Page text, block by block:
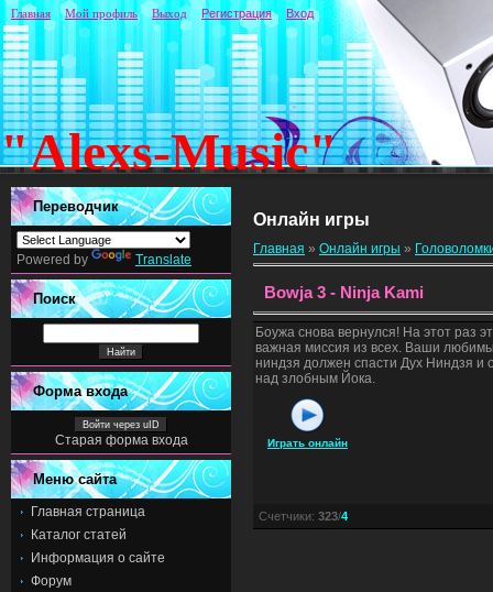
"Alexs-Music"
Главная Мой профиль Выход Регистрация Вход
Переводчик
Powered by Translate
Поиск
Форма входа
Войти через uID
Старая форма входа
Меню сайта
Главная страница
Каталог статей
Информация о сайте
Форум
Онлайн игры
Главная » Онлайн игры »
Bowja 3 - Ninja Kami
Боужа снова вернулся! На этот раз
важная миссия из всех. Ваши
ниндзя должен спасти Дух Ниндзя и
над злобным Йока.
Играть онлайн
Счетчики: 323/4